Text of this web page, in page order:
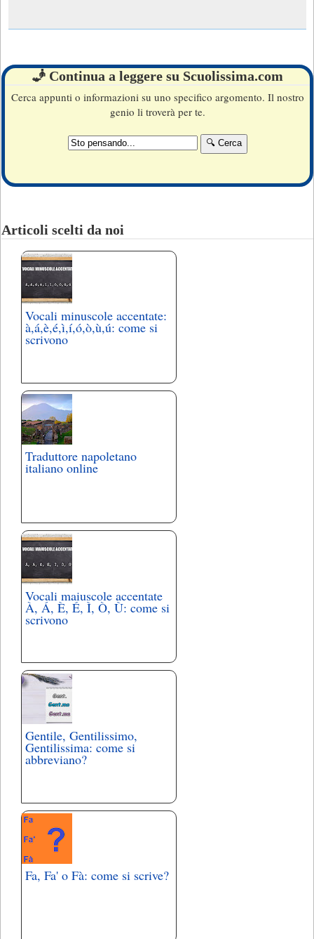
🧞 Continua a leggere su Scuolissima.com
Cerca appunti o informazioni su uno specifico argomento. Il nostro
genio li troverà per te.
Articoli scelti da noi
Vocali minuscole accentate:
à,á,è,é,ì,í,ó,ò,ù,ú: come si
scrivono
Traduttore napoletano
italiano online
Vocali maiuscole accentate
À, Á, È, É, Ì, Ò, Ù: come si
scrivono
Gentile, Gentilissimo,
Gentilissima: come si
abbreviano?
Fa, Fa' o Fà: come si scrive?